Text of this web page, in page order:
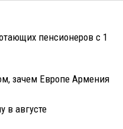
пенсионеров с 1
зачем Европе Армения
в августе